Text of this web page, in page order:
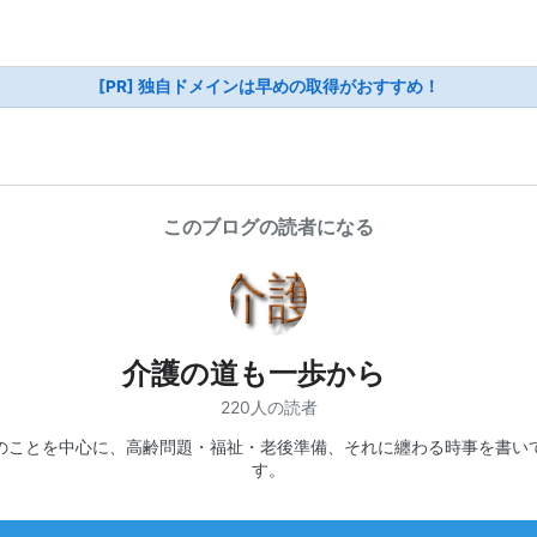
[PR] 独自ドメインは早めの取得がおすすめ！
このブログの読者になる
介護の道も一歩から
220人の読者
ことを中心に、高齢問題・福祉・老後準備、それに纏わる時事を書い
す。